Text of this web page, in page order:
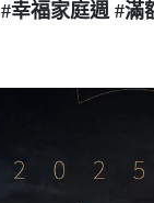
#幸福家庭週 #滿